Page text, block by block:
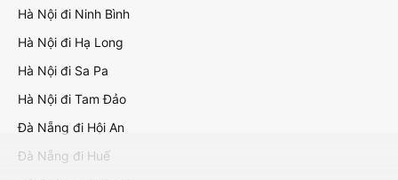
Hà Nội đi Ninh Bình
Hà Nội đi Hạ Long
Hà Nội đi Sa Pa
Hà Nội đi Tam Đảo
Đà Nẵng đi Hội An
Đà Nẵng đi Huế